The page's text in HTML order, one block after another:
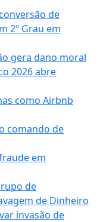
de
2º Grau em
gera dano moral
2026 abre
como Airbnb
comando de
em
de
de Dinheiro
invasão de